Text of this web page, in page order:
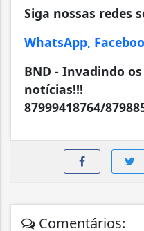
Siga nossas redes
WhatsApp,
BND - Invadindo
notícias!!!
87999418764/
Comentários: